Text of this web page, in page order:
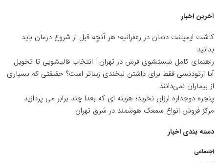
آخرین اخبار
کاشت ایمپلنت دندان در زعفرانیه؛ هر آنچه قبل از شروع درمان باید
بدانید
راهنمای کامل شستشوی فرش در تهران | انتخاب قالیشویی تا تحویل
آیا ارتودنسی فقط برای داشتن لبخندی زیباتر است؟ حقیقتی که بسیاری
از بیماران نمی‌دانند
پنجره دوجداره ارزان نخرید؛ هزینه ای که بعدا چند برابر می پردازید
مرکز فروش انواع سمعک هوشمند در شرق تهران
دسته بندی اخبار
اجتماعی